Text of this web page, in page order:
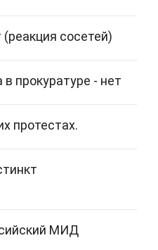
(реакция сосетей)
прокуратуре - нет
протестах.
МИД